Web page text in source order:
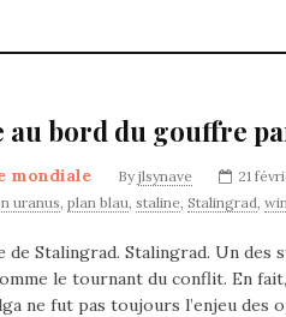
bord du gouffre
mondiale By jlsynave 21
uranus, plan blau, staline, Stalingrad,
Stalingrad. Stalingrad. Un des
le tournant du conflit. En
ne fut pas toujours l’enjeu des